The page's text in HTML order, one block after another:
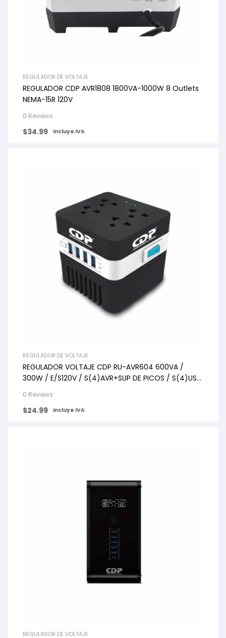
REGULADOR DE VOLTAJE
REGULADOR CDP AVR1808 1800VA-1000W 8 Outlets
NEMA-15R 120V
0 Reviews
$34.99 Incluye IVA
REGULADOR DE VOLTAJE
REGULADOR VOLTAJE CDP RU-AVR604 600VA /
300W / E/S120V / S(4)AVR+SUP DE PICOS / S(4)USB
0 Reviews
$24.99 Incluye IVA
REGULADOR DE VOLTAJE